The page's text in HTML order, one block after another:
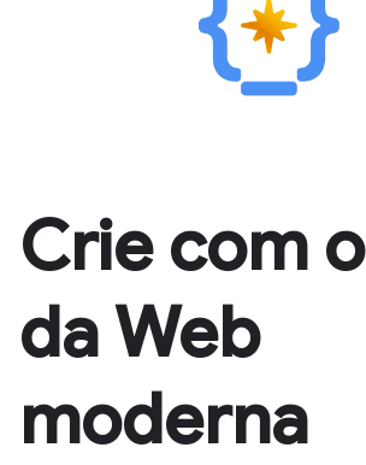
Crie com
da Web
moderna